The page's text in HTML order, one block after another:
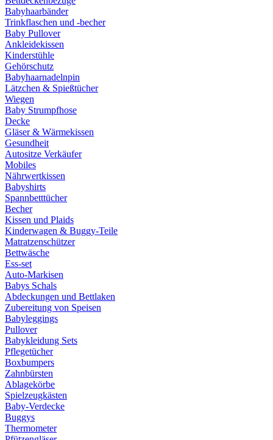
Babyhaarbänder
Trinkflaschen und -becher
Baby Pullover
Ankleidekissen
Kinderstühle
Gehörschutz
Babyhaarnadelnpin
Lätzchen & Spießtücher
Wiegen
Baby Strumpfhose
Decke
Gläser & Wärmekissen
Gesundheit
Autositze Verkäufer
Mobiles
Nährwertkissen
Babyshirts
Spannbetttücher
Becher
Kissen und Plaids
Kinderwagen & Buggy-Teile
Matratzenschützer
Bettwäsche
Ess-set
Auto-Markisen
Babys Schals
Abdeckungen und Bettlaken
Zubereitung von Speisen
Babyleggings
Pullover
Babykleidung Sets
Pflegetücher
Boxbumpers
Zahnbürsten
Ablagekörbe
Spielzeugkästen
Baby-Verdecke
Buggys
Thermometer